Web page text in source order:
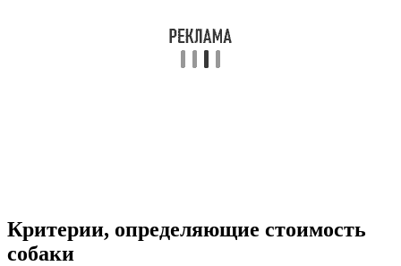
Критерии, определяющие стоимость
собаки